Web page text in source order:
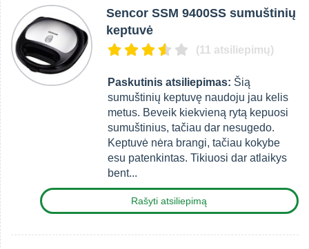
Sencor SSM 9400SS sumuštinių
keptuvė
(11 atsiliepimų)
Paskutinis atsiliepimas: Šią
sumuštinių keptuvę naudoju jau kelis
metus. Beveik kiekvieną rytą kepuosi
sumuštinius, tačiau dar nesugedo.
Keptuvė nėra brangi, tačiau kokybe
esu patenkintas. Tikiuosi dar atlaikys
bent...
Rašyti atsiliepimą